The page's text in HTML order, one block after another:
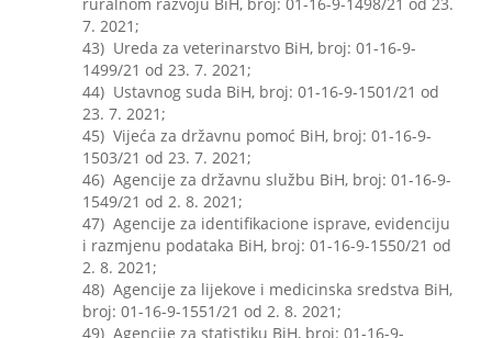
7. 2021;
43) Ureda za veterinarstvo BiH, broj: 01-16-9-
1499/21 od 23. 7. 2021;
44) Ustavnog suda BiH, broj: 01-16-9-1501/21 od
23. 7. 2021;
45) Vijeća za državnu pomoć BiH, broj: 01-16-9-
1503/21 od 23. 7. 2021;
46) Agencije za državnu službu BiH, broj: 01-16-9-
1549/21 od 2. 8. 2021;
47) Agencije za identifikacione isprave, evidenciju
i razmjenu podataka BiH, broj: 01-16-9-1550/21 od
2. 8. 2021;
48) Agencije za lijekove i medicinska sredstva BiH,
broj: 01-16-9-1551/21 od 2. 8. 2021;
49) Agencije za statistiku BiH, broj: 01-16-9-